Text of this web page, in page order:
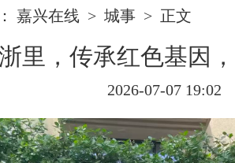
嘉兴在线 > 城事 > 正文
里，传承红色基因
2026-07-07 19:02